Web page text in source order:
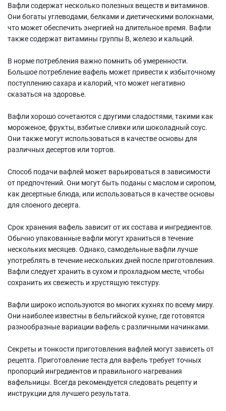
Вафли содержат несколько полезных веществ и витаминов.
Они богаты углеводами, белками и диетическими волокнами,
что может обеспечить энергией на длительное время. Вафли
также содержат витамины группы В, железо и кальций.
В норме потребления важно помнить об умеренности.
Большое потребление вафель может привести к избыточному
поступлению сахара и калорий, что может негативно
сказаться на здоровье.
Вафли хорошо сочетаются с другими сладостями, такими как
мороженое, фрукты, взбитые сливки или шоколадный соус.
Они также могут использоваться в качестве основы для
различных десертов или тортов.
Способ подачи вафлей может варьироваться в зависимости
от предпочтений. Они могут быть поданы с маслом и сиропом,
как десертные блюда, или использоваться в качестве основы
для слоеного десерта.
Срок хранения вафель зависит от их состава и ингредиентов.
Обычно упакованные вафли могут храниться в течение
нескольких месяцев. Однако, самодельные вафли лучше
употреблять в течение нескольких дней после приготовления.
Вафли следует хранить в сухом и прохладном месте, чтобы
сохранить их свежесть и хрустящую текстуру.
Вафли широко используются во многих кухнях по всему миру.
Они наиболее известны в бельгийской кухне, где готовятся
разнообразные вариации вафель с различными начинками.
Секреты и тонкости приготовления вафлей могут зависеть от
рецепта. Приготовление теста для вафель требует точных
пропорций ингредиентов и правильного нагревания
вафельницы. Всегда рекомендуется следовать рецепту и
инструкции для лучшего результата.